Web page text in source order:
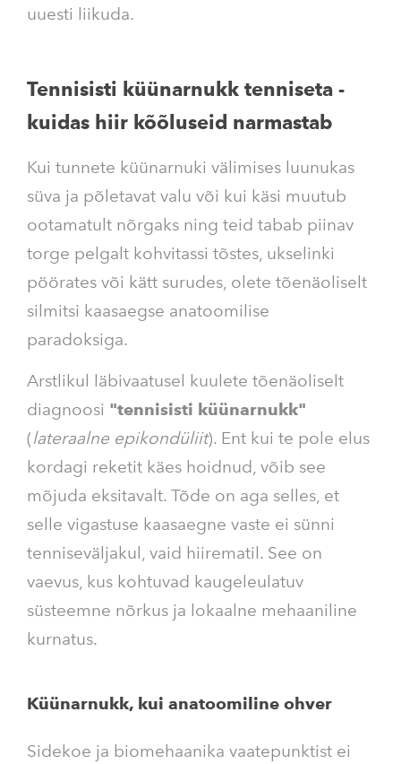
uuesti liikuda.
Tennisisti küünarnukk tenniseta -
kuidas hiir kõõluseid narmastab
Kui tunnete küünarnuki välimises luunukas
süva ja põletavat valu või kui käsi muutub
ootamatult nõrgaks ning teid tabab piinav
torge pelgalt kohvitassi tõstes, ukselinki
pöörates või kätt surudes, olete tõenäoliselt
silmitsi kaasaegse anatoomilise
paradoksiga.
Arstlikul läbivaatusel kuulete tõenäoliselt
diagnoosi "tennisisti küünarnukk"
(lateraalne epikondüliit). Ent kui te pole elus
kordagi reketit käes hoidnud, võib see
mõjuda eksitavalt. Tõde on aga selles, et
selle vigastuse kaasaegne vaste ei sünni
tenniseväljakul, vaid hiirematil. See on
vaevus, kus kohtuvad kaugeleulatuv
süsteemne nõrkus ja lokaalne mehaaniline
kurnatus.
Küünarnukk, kui anatoomiline ohver
Sidekoe ja biomehaanika vaatepunktist ei